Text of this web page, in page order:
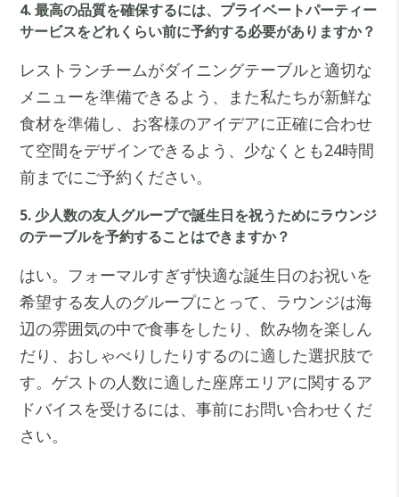
4. 最高の品質を確保するには、プライベートパーティー
サービスをどれくらい前に予約する必要がありますか？
レストランチームがダイニングテーブルと適切な
メニューを準備できるよう、また私たちが新鮮な
食材を準備し、お客様のアイデアに正確に合わせ
て空間をデザインできるよう、少なくとも24時間
前までにご予約ください。
5. 少人数の友人グループで誕生日を祝うためにラウンジ
のテーブルを予約することはできますか？
はい。フォーマルすぎず快適な誕生日のお祝いを
希望する友人のグループにとって、ラウンジは海
辺の雰囲気の中で食事をしたり、飲み物を楽しん
だり、おしゃべりしたりするのに適した選択肢で
す。ゲストの人数に適した座席エリアに関するア
ドバイスを受けるには、事前にお問い合わせくだ
さい。